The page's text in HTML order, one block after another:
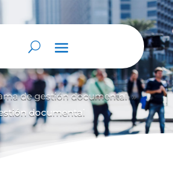
de gestión documental 9
documental